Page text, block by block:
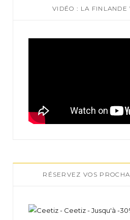
VIDÉO : LA FINLANDE
RÉSERVEZ VOS